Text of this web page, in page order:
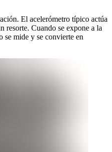
El acelerómetro típico actúa
resorte. Cuando se expone a la
se mide y se convierte en